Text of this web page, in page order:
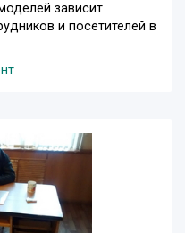
зависит
и посетителей в